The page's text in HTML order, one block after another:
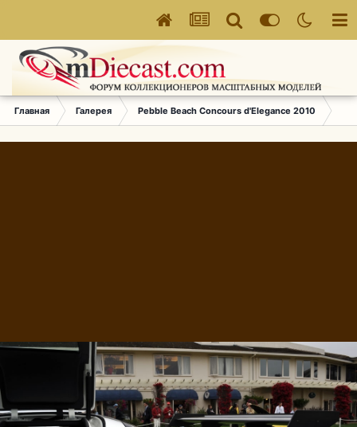
Главная Галерея Pebble Beach Concours d'Elegance 2010